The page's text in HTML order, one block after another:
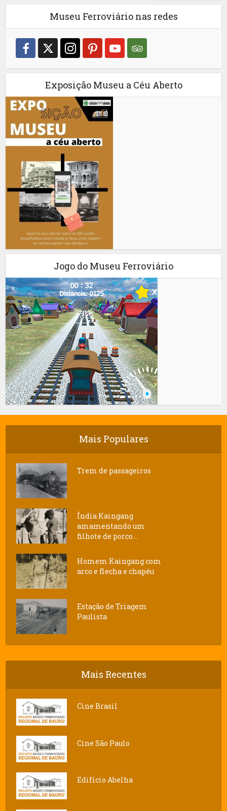
Museu Ferroviário nas redes
Exposição Museu a Céu Aberto
Jogo do Museu Ferroviário
Mais Populares
Trem de passageiros
Índia Kaingang
amamentando um
filhote de porco...
Homem Kaingang com
arco e flecha e chapéu
Estação de Triagem
Paulista
Mais Recentes
Cine Brasil
Cine São Paulo
Edifício Abelha